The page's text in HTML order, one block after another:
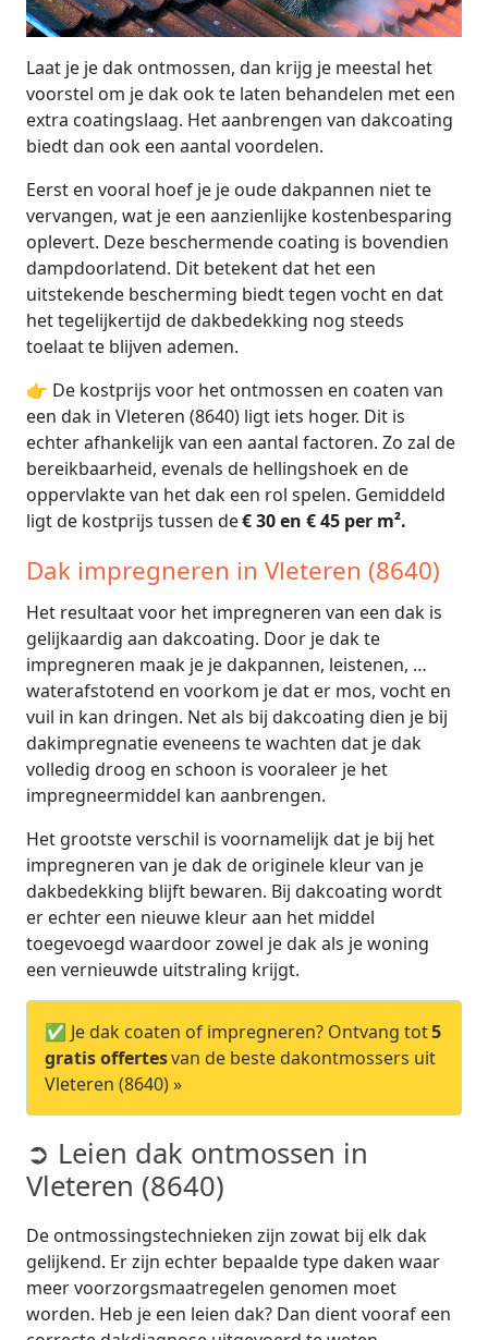
Laat je je dak ontmossen, dan krijg je meestal het
voorstel om je dak ook te laten behandelen met een
extra coatingslaag. Het aanbrengen van dakcoating
biedt dan ook een aantal voordelen.
Eerst en vooral hoef je je oude dakpannen niet te
vervangen, wat je een aanzienlijke kostenbesparing
oplevert. Deze beschermende coating is bovendien
dampdoorlatend. Dit betekent dat het een
uitstekende bescherming biedt tegen vocht en dat
het tegelijkertijd de dakbedekking nog steeds
toelaat te blijven ademen.
👉 De kostprijs voor het ontmossen en coaten van
een dak in Vleteren (8640) ligt iets hoger. Dit is
echter afhankelijk van een aantal factoren. Zo zal de
bereikbaarheid, evenals de hellingshoek en de
oppervlakte van het dak een rol spelen. Gemiddeld
ligt de kostprijs tussen de€ 30 en € 45 per m².
Dak impregneren in Vleteren (8640)
Het resultaat voor het impregneren van een dak is
gelijkaardig aan dakcoating. Door je dak te
impregneren maak je je dakpannen, leistenen, …
waterafstotend en voorkom je dat er mos, vocht en
vuil in kan dringen. Net als bij dakcoating dien je bij
dakimpregnatie eveneens te wachten dat je dak
volledig droog en schoon is vooraleer je het
impregneermiddel kan aanbrengen.
Het grootste verschil is voornamelijk dat je bij het
impregneren van je dak de originele kleur van je
dakbedekking blijft bewaren. Bij dakcoating wordt
er echter een nieuwe kleur aan het middel
toegevoegd waardoor zowel je dak als je woning
een vernieuwde uitstraling krijgt.
✅ Je dak coaten of impregneren? Ontvang tot5
gratis offertesvan de beste dakontmossers uit
Vleteren (8640) »
➲ Leien dak ontmossen in
Vleteren (8640)
De ontmossingstechnieken zijn zowat bij elk dak
gelijkend. Er zijn echter bepaalde type daken waar
meer voorzorgsmaatregelen genomen moet
worden. Heb je een leien dak? Dan dient vooraf een